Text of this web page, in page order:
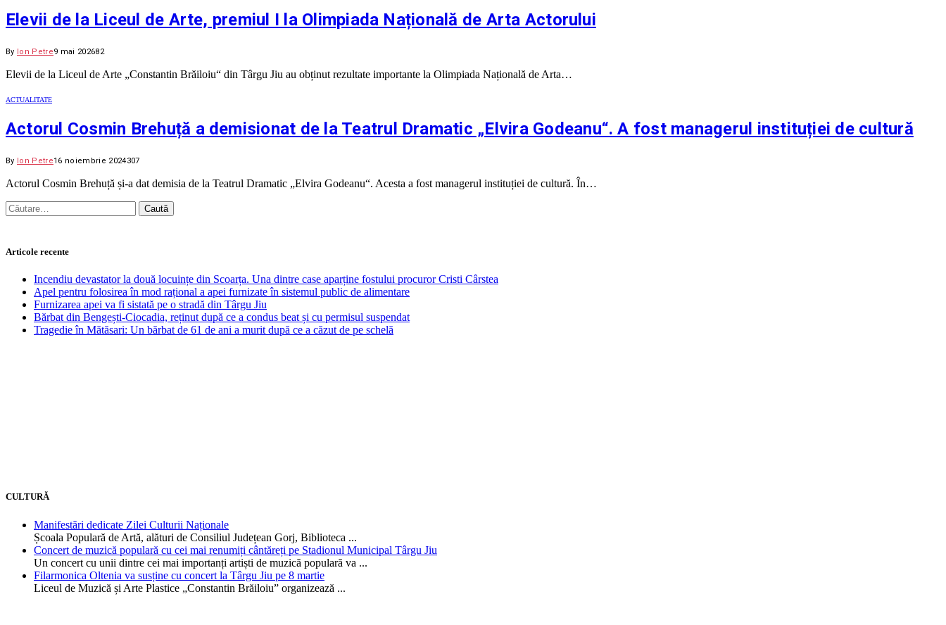
Elevii de la Liceul de Arte, premiul I la Olimpiada Națională de Arta Actorului
By Ion Petre9 mai 202682
Elevii de la Liceul de Arte „Constantin Brăiloiu“ din Târgu Jiu au obținut rezultate importante la Olimpiada Națională de Arta…
ACTUALITATE
Actorul Cosmin Brehuță a demisionat de la Teatrul Dramatic „Elvira Godeanu“. A fost managerul instituției de cultură
By Ion Petre16 noiembrie 2024307
Actorul Cosmin Brehuță și-a dat demisia de la Teatrul Dramatic „Elvira Godeanu“. Acesta a fost managerul instituției de cultură. În…
Caută
după:
Articole recente
Incendiu devastator la două locuințe din Scoarța. Una dintre case aparține fostului procuror Cristi Cârstea
Apel pentru folosirea în mod rațional a apei furnizate în sistemul public de alimentare
Furnizarea apei va fi sistată pe o stradă din Târgu Jiu
Bărbat din Bengești-Ciocadia, reținut după ce a condus beat și cu permisul suspendat
Tragedie în Mătăsari: Un bărbat de 61 de ani a murit după ce a căzut de pe schelă
CULTURĂ
Manifestări dedicate Zilei Culturii Naționale
Școala Populară de Artă, alături de Consiliul Județean Gorj, Biblioteca ...
Concert de muzică populară cu cei mai renumiți cântăreți pe Stadionul Municipal Târgu Jiu
Un concert cu unii dintre cei mai importanți artiști de muzică populară va ...
Filarmonica Oltenia va susține cu concert la Târgu Jiu pe 8 martie
Liceul de Muzică și Arte Plastice „Constantin Brăiloiu” organizează ...